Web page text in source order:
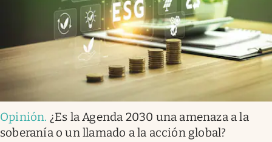
Opinión. ¿Es la Agenda 2030 una amenaza a la
soberanía o un llamado a la acción global?